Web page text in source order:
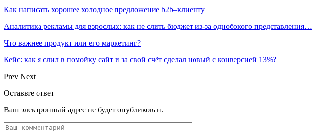
Как написать хорошее холодное предложение b2b–клиенту
Аналитика рекламы для взрослых: как не слить бюджет из-за однобокого представления…
Что важнее продукт или его маркетинг?
Кейс: как я слил в помойку сайт и за свой счёт сделал новый с конверсией 13%?
Prev Next
Оставьте ответ
Ваш электронный адрес не будет опубликован.